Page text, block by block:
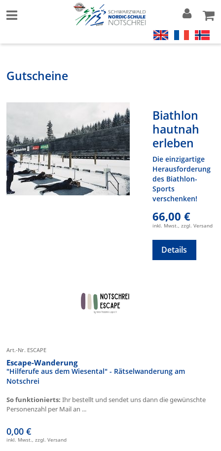
Gutscheine
Biathlon
hautnah
erleben
Die einzigartige
Herausforderung
des Biathlon-
Sports
verschenken!
66,00 €
inkl. Mwst., zzgl. Versand
Details
Art.-Nr. ESCAPE
Escape-Wanderung
"Hilferufe aus dem Wiesental" - Rätselwanderung am
Notschrei
So funktionierts: Ihr bestellt und sendet uns dann die gewünschte
Personenzahl per Mail an ...
0,00 €
inkl. Mwst., zzgl. Versand